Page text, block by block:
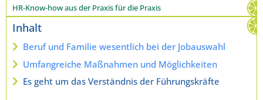
HR-Know-how aus der Praxis für die Praxis
Inhalt
Beruf und Familie wesentlich bei der Jobauswahl
Umfangreiche Maßnahmen und Möglichkeiten
Es geht um das Verständnis der Führungskräfte